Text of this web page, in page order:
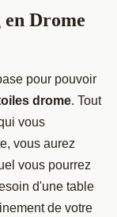
en Drome
pour pouvoir
drome. Tout
vous
vous aurez
vous pourrez
d'une table
de votre